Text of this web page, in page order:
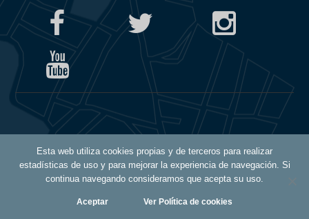
Esta web utiliza cookies propias y de terceros para realizar
estadísticas de uso y para mejorar la experiencia de navegación. Si
continua navegando consideramos que acepta su uso.
Aceptar Ver Política de cookies
Política de Cookies
Política de Privacidad
Aviso Legal